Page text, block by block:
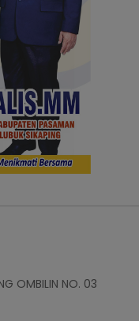
OMBILIN NO. 03